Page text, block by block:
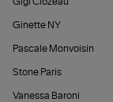
Ginette NY
Pascale Monvoisin
Stone Paris
Vanessa Baroni